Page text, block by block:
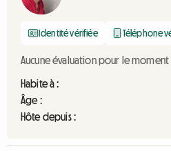
Identité vérifiée Téléphone
Aucune évaluation pour le moment
Habite à :
Âge :
Hôte depuis :